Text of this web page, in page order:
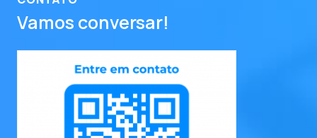
Vamos conversar!